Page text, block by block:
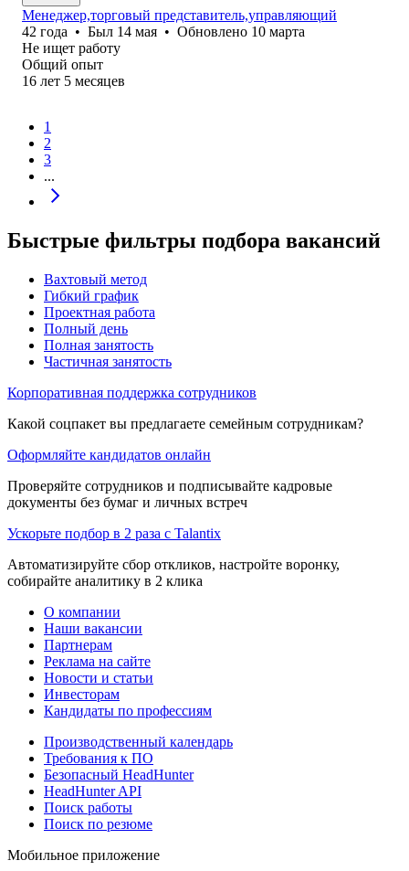
Менеджер,торговый представитель,управляющий
42 года • Был 14 мая • Обновлено 10 марта
Не ищет работу
Общий опыт
16 лет 5 месяцев
1
2
3
...
Быстрые фильтры подбора вакансий
Вахтовый метод
Гибкий график
Проектная работа
Полный день
Полная занятость
Частичная занятость
Корпоративная поддержка сотрудников
Какой соцпакет вы предлагаете семейным сотрудникам?
Оформляйте кандидатов онлайн
Проверяйте сотрудников и подписывайте кадровые
документы без бумаг и личных встреч
Ускорьте подбор в 2 раза с Talantix
Автоматизируйте сбор откликов, настройте воронку,
собирайте аналитику в 2 клика
О компании
Наши вакансии
Партнерам
Реклама на сайте
Новости и статьи
Инвесторам
Кандидаты по профессиям
Производственный календарь
Требования к ПО
Безопасный HeadHunter
HeadHunter API
Поиск работы
Поиск по резюме
Мобильное приложение